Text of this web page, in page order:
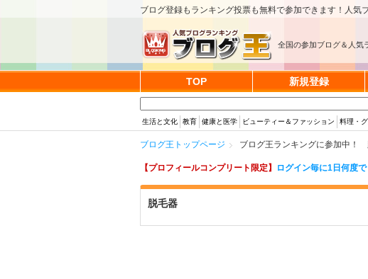
ブログ登録もランキング投票も無料で参加できます！人気
全国の参加ブログ＆人気
TOP 新規登録
生活と文化 教育 健康と医学 ビューティー＆ファッション 料理・
ブログ王トップページ ブログ王ランキングに参加中！
【プロフィールコンプリート限定】 ログイン毎に1日何度
脱毛器